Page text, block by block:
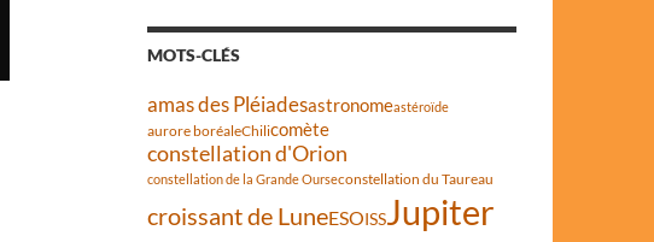
MOTS-CLÉS
amas des Pléiadesastronomeastéroïde
aurore boréaleChilicomète
constellation d'Orion
constellation de la Grande Ourseconstellation du Taureau
croissant de LuneESOISSJupiter